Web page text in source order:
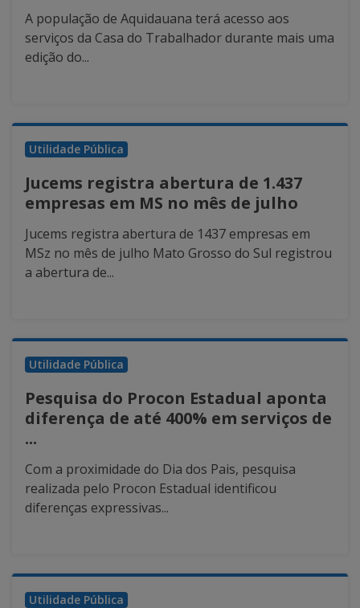
A população de Aquidauana terá acesso aos
serviços da Casa do Trabalhador durante mais uma
edição do...
Utilidade Pública
Jucems registra abertura de 1.437
empresas em MS no mês de julho
Jucems registra abertura de 1437 empresas em
MSz no mês de julho Mato Grosso do Sul registrou
a abertura de...
Utilidade Pública
Pesquisa do Procon Estadual aponta
diferença de até 400% em serviços de
...
Com a proximidade do Dia dos Pais, pesquisa
realizada pelo Procon Estadual identificou
diferenças expressivas...
Utilidade Pública